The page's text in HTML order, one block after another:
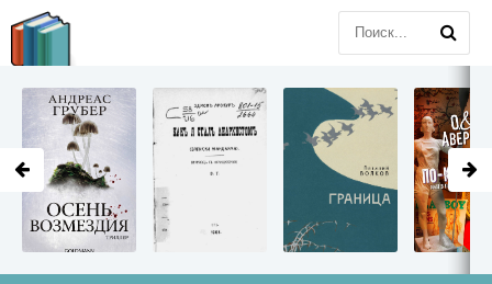
LITMIR.ORG